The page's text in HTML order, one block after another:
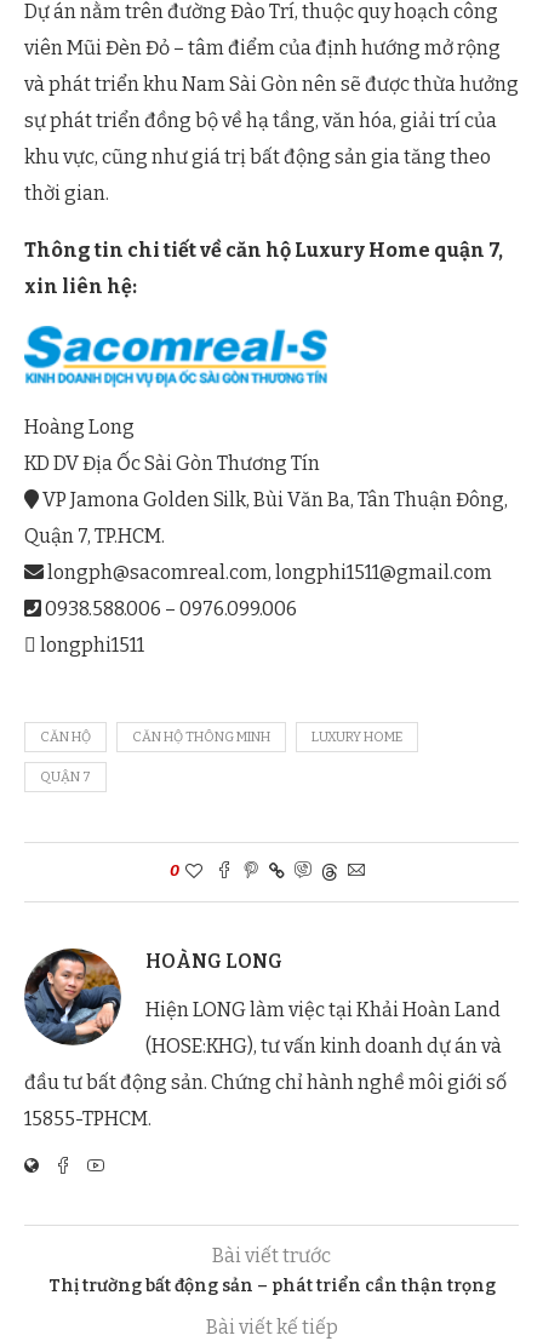
Dự án nằm trên đường Đào Trí, thuộc quy hoạch công
viên Mũi Đèn Đỏ – tâm điểm của định hướng mở rộng
và phát triển khu Nam Sài Gòn nên sẽ được thừa hưởng
sự phát triển đồng bộ về hạ tầng, văn hóa, giải trí của
khu vực, cũng như giá trị bất động sản gia tăng theo
thời gian.
Thông tin chi tiết về căn hộ Luxury Home quận 7,
xin liên hệ:
Hoàng Long
KD DV Địa Ốc Sài Gòn Thương Tín
VP Jamona Golden Silk, Bùi Văn Ba, Tân Thuận Đông,
Quận 7, TP.HCM.
longph@sacomreal.com, longphi1511@gmail.com
0938.588.006 – 0976.099.006
longphi1511
CĂN HỘ CĂN HỘ THÔNG MINH LUXURY HOME
QUẬN 7
0
HOÀNG LONG
Hiện LONG làm việc tại Khải Hoàn Land
(HOSE:KHG), tư vấn kinh doanh dự án và
đầu tư bất động sản. Chứng chỉ hành nghề môi giới số
15855-TPHCM.
Bài viết trước
Thị trường bất động sản – phát triển cần thận trọng
Bài viết kế tiếp